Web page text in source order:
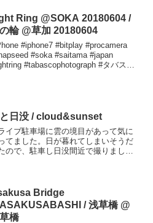
Ring @SOKA 20180604 /
輪 @草加 20180604
#iphone7 #bitplay #procamera
#soka #saitama #japan
#tabascophotograph #タバスコ
日没 / cloud&sunset
イブ駐車場に雲の境目があって気に
てました。日が暮れてしまいそうだ
ので、駐車し日没間近で撮りまし
Bridge
/ 浅草橋 @
橋